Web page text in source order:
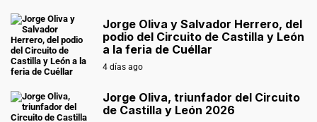
Jorge Oliva y Salvador Herrero, del
podio del Circuito de Castilla y León
a la feria de Cuéllar
4 días ago
Jorge Oliva, triunfador del Circuito
de Castilla y León 2026